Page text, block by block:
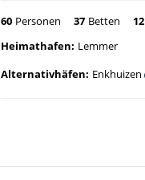
60 Personen 37 Betten 12
Heimathafen: Lemmer
Alternativhäfen: Enkhuizen